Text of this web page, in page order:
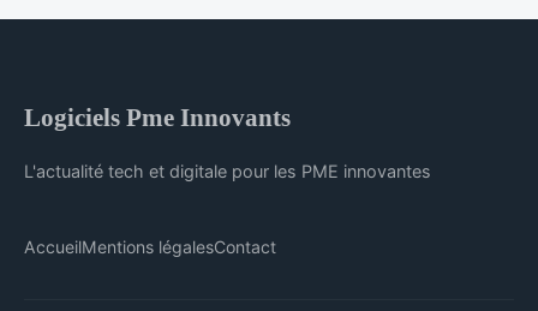
Logiciels Pme Innovants
L'actualité tech et digitale pour les PME innovantes
AccueilMentions légalesContact